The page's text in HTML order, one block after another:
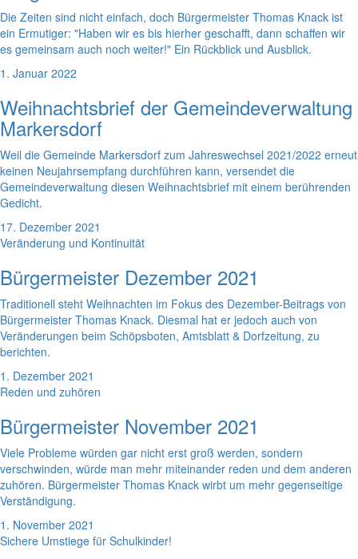
Die Zeiten sind nicht einfach, doch Bürgermeister Thomas Knack ist
ein Ermutiger: "Haben wir es bis hierher geschafft, dann schaffen wir
es gemeinsam auch noch weiter!" Ein Rückblick und Ausblick.
1. Januar 2022
Weihnachtsbrief der Gemeindeverwaltung
Markersdorf
Weil die Gemeinde Markersdorf zum Jahreswechsel 2021/2022 erneut
keinen Neujahrsempfang durchführen kann, versendet die
Gemeindeverwaltung diesen Weihnachtsbrief mit einem berührenden
Gedicht.
17. Dezember 2021
Veränderung und Kontinuität
Bürgermeister Dezember 2021
Traditionell steht Weihnachten im Fokus des Dezember-Beitrags von
Bürgermeister Thomas Knack. Diesmal hat er jedoch auch von
Veränderungen beim Schöpsboten, Amtsblatt & Dorfzeitung, zu
berichten.
1. Dezember 2021
Reden und zuhören
Bürgermeister November 2021
Viele Probleme würden gar nicht erst groß werden, sondern
verschwinden, würde man mehr miteinander reden und dem anderen
zuhören. Bürgermeister Thomas Knack wirbt um mehr gegenseitige
Verständigung.
1. November 2021
Sichere Umstiege für Schulkinder!